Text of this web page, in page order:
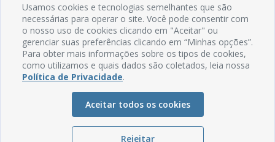
Rua do Imperador, 78, Centro
CEP: 58.280-000 - Mamanguape/PB
Fone: (83) 3292-2246
Email: comunicacao@mamanguape.pb.gov.br
Expediente: Segunda à Sexta, das 08h às 13h
Mapa do Site
Perguntas frequentes
Usamos cookies e tecnologias semelhantes que são
necessárias para operar o site. Você pode consentir com
o nosso uso de cookies clicando em "Aceitar" ou
gerenciar suas preferências clicando em “Minhas opções”.
Para obter mais informações sobre os tipos de cookies,
como utilizamos e quais dados são coletados, leia nossa
Política de Privacidade.
Aceitar todos os cookies
Rejeitar